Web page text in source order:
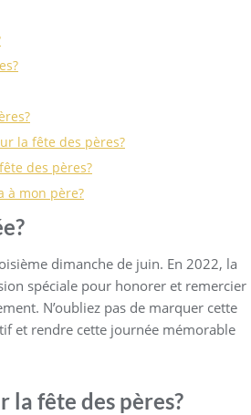
la fête des pères?
des pères?
à mon père?
dimanche de juin. En 2022, la
spéciale pour honorer et remercier
N’oubliez pas de marquer cette
et rendre cette journée mémorable
la fête des pères?